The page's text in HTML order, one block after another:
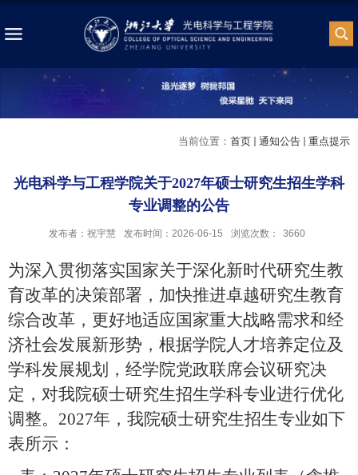
当前位置： 首页 通知公告 重点提示
光电科学与工程学院关于2027年硕士研究生招生学科
专业调整的公告
发布者：祝宇慧 发布时间：2026-06-15 浏览次数： 3660
为深入贯彻落实国家关于深化新时代研究生教
育改革的决策部署，加快推进卓越研究生教育
综合改革，更好地适应国家重大战略需求和经
济社会发展新形势，根据学院人才培养定位及
学科发展规划，经学院党政联席会议研究决
定，对我院硕士研究生招生学科专业进行优化
调整。 2027年，我院硕士研究生招生专业如下
表所示：